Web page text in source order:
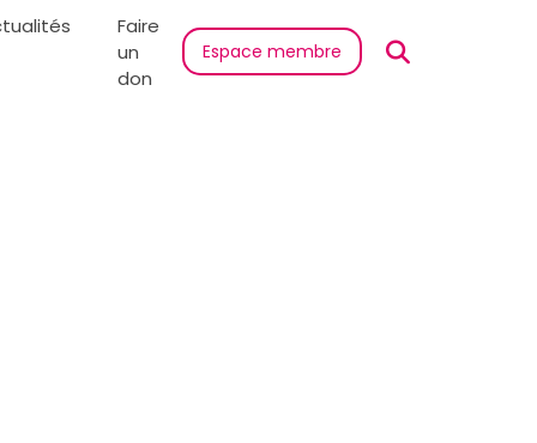
Faire
un
don
Espace membre